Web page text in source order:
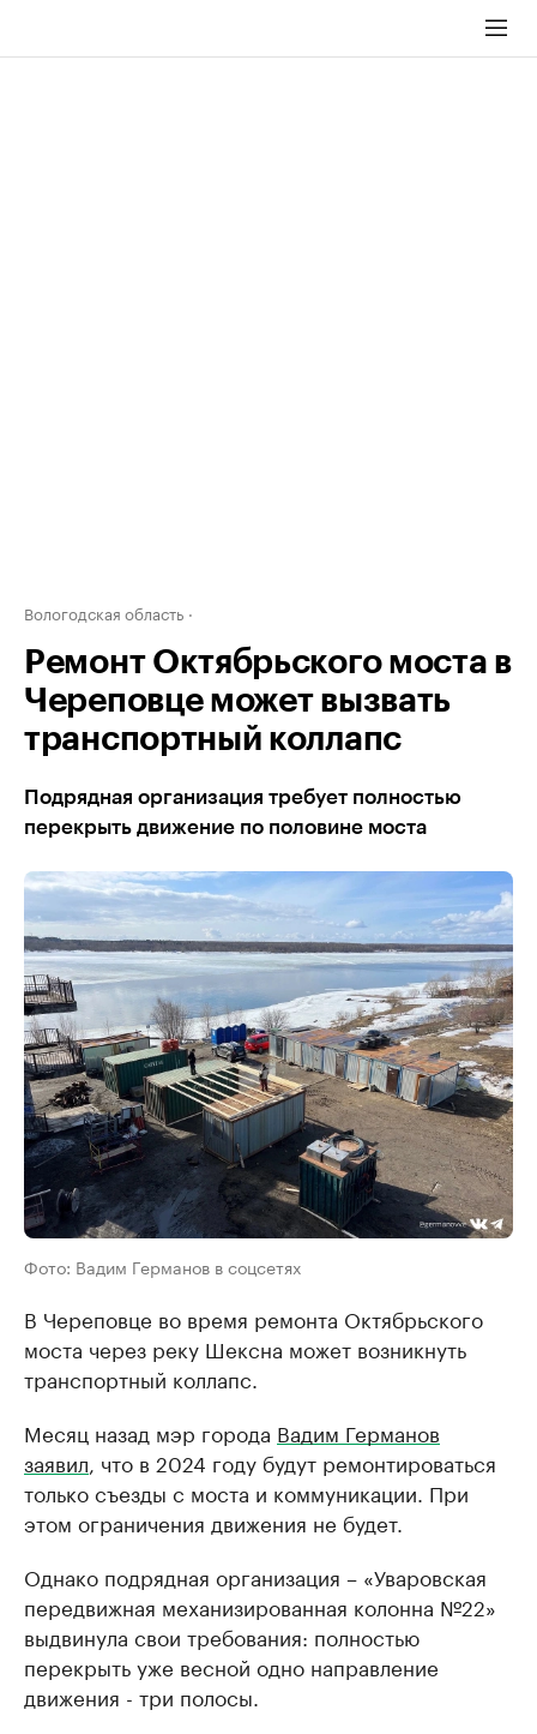
Вологодская область
Ремонт Октябрьского моста в
Череповце может вызвать
транспортный коллапс
Подрядная организация требует полностью
перекрыть движение по половине моста
Фото: Вадим Германов в соцсетях
В Череповце во время ремонта Октябрьского
моста через реку Шексна может возникнуть
транспортный коллапс.
Месяц назад мэр города Вадим Германов
заявил , что в 2024 году будут ремонтироваться
только съезды с моста и коммуникации. При
этом ограничения движения не будет.
Однако подрядная организация – «Уваровская
передвижная механизированная колонна №22»
выдвинула свои требования: полностью
перекрыть уже весной одно направление
движения - три полосы.